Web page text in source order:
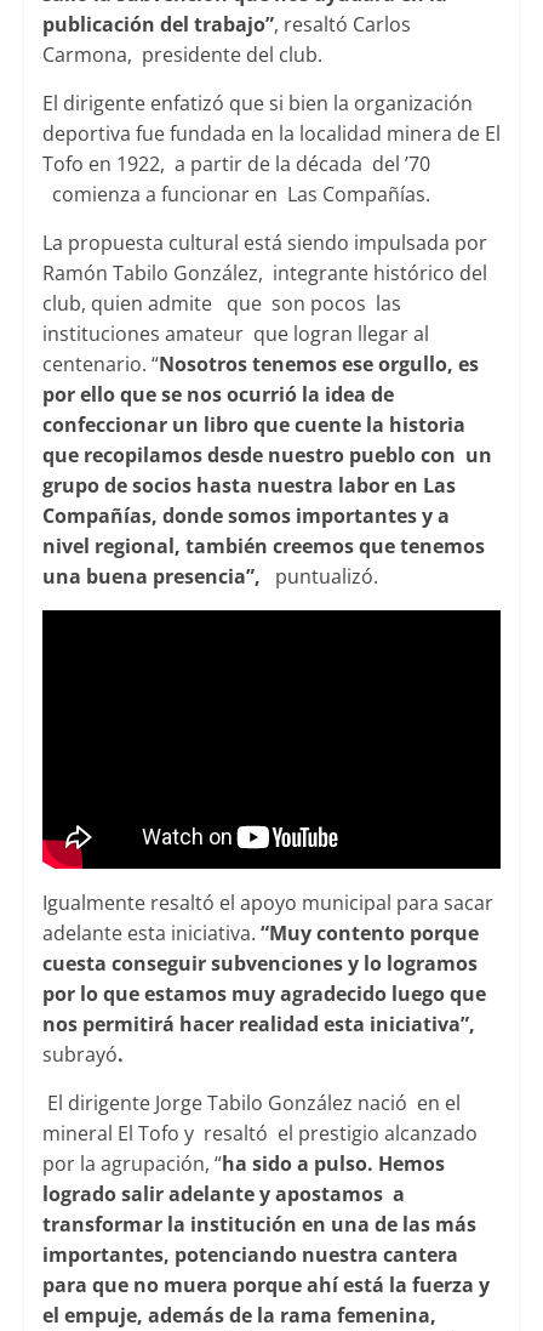
publicación del trabajo”, resaltó Carlos
Carmona, presidente del club.
El dirigente enfatizó que si bien la organización
deportiva fue fundada en la localidad minera de El
Tofo en 1922, a partir de la década del ’70
comienza a funcionar en Las Compañías.
La propuesta cultural está siendo impulsada por
Ramón Tabilo González, integrante histórico del
club, quien admite que son pocos las
instituciones amateur que logran llegar al
centenario. “Nosotros tenemos ese orgullo, es
por ello que se nos ocurrió la idea de
confeccionar un libro que cuente la historia
que recopilamos desde nuestro pueblo con un
grupo de socios hasta nuestra labor en Las
Compañías, donde somos importantes y a
nivel regional, también creemos que tenemos
una buena presencia”, puntualizó.
Igualmente resaltó el apoyo municipal para sacar
adelante esta iniciativa. “Muy contento porque
cuesta conseguir subvenciones y lo logramos
por lo que estamos muy agradecido luego que
nos permitirá hacer realidad esta iniciativa”,
subrayó.
El dirigente Jorge Tabilo González nació en el
mineral El Tofo y resaltó el prestigio alcanzado
por la agrupación, “ha sido a pulso. Hemos
logrado salir adelante y apostamos a
transformar la institución en una de las más
importantes, potenciando nuestra cantera
para que no muera porque ahí está la fuerza y
el empuje, además de la rama femenina,